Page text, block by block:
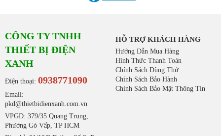
CÔNG TY TNHH
THIẾT BỊ ĐIỆN
XANH
Điện thoại: 0938771090
Email:
pkd@thietbidienxanh.com.vn
VPGD: 379/35 Quang Trung,
Phường Gò Vấp, TP HCM
HỖ TRỢ KHÁCH HÀNG
Hướng Dẫn Mua Hàng
Hình Thức Thanh Toán
Chính Sách Dùng Thử
Chính Sách Bảo Hành
Chính Sách Bảo Mật Thông Tin